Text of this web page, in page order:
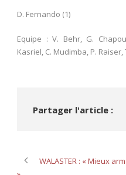
D. Fernando (1)
Equipe : V. Behr, G.
Kasriel, C. Mudimba, P.
Partager l'article :
WALASTER : « Mieux